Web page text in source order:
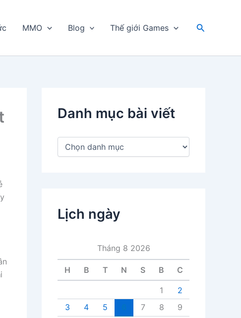
MMO Blog Thế giới Games
Tìm
Danh mục bài viết
D
b
à
ế
Lịch ngày
Tháng 8 2026
H B T N S B C
1
2
3
4 5 7 8
9